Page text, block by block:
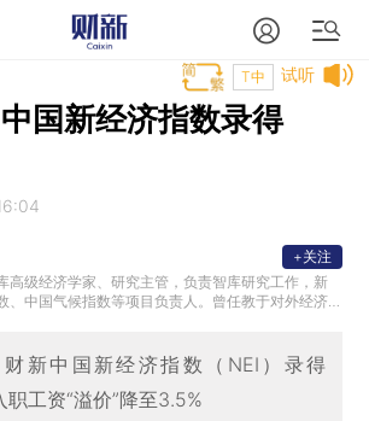
试听
T中
国新经济指数录得
高级经济学家、研究主管，负责智库研究工作，新
、中国气候指数等项目负责人。曾任教于对外经济
华大学经济学学士，美国亚利桑那州立大学经济学
+关注
新中国新经济指数（NEI）录得
工资“溢价”降至3.5%